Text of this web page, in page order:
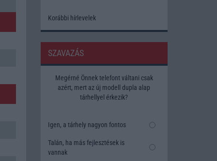
Korábbi hírlevelek
SZAVAZÁS
Megérné Önnek telefont váltani csak
azért, mert az új modell dupla alap
tárhellyel érkezik?
Igen, a tárhely nagyon fontos
Talán, ha más fejlesztések is
vannak